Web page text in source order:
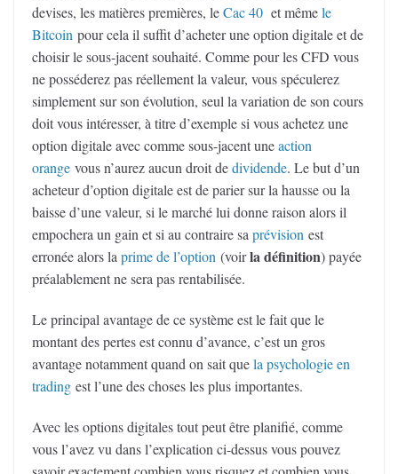
devises, les matières premières, leCac 40 et mêmele
Bitcoin pour cela il suffit d’acheter une option digitale et de
choisir le sous-jacent souhaité. Comme pour les CFD vous
ne posséderez pas réellement la valeur, vous spéculerez
simplement sur son évolution, seul la variation de son cours
doit vous intéresser, à titre d’exemple si vous achetez une
option digitale avec comme sous-jacent uneaction
orange vous n’aurez aucun droit dedividende. Le but d’un
acheteur d’option digitale est de parier sur la hausse ou la
baisse d’une valeur, si le marché lui donne raison alors il
empochera un gain et si au contraire sa prévision est
erronée alors la prime de l’option (voirla définition) payée
préalablement ne sera pas rentabilisée.
Le principal avantage de ce système est le fait que le
montant des pertes est connu d’avance, c’est un gros
avantage notamment quand on sait quela psychologie en
trading est l’une des choses les plus importantes.
Avec les options digitales tout peut être planifié, comme
vous l’avez vu dans l’explication ci-dessus vous pouvez